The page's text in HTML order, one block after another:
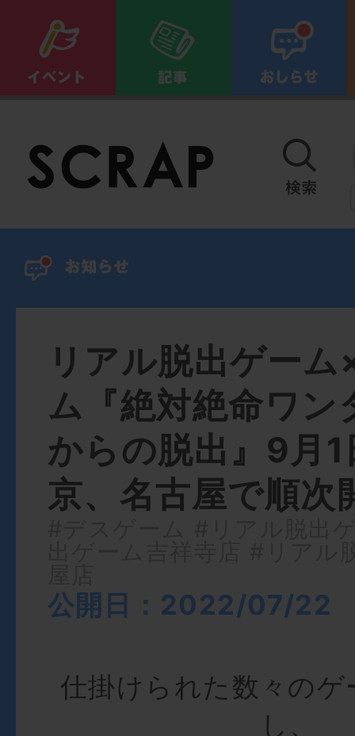
リアル脱出ゲー
ム『絶対絶命ワン
からの脱出』9月
京、名古屋で順次
公開日：2022/07/22
仕掛けられた数々の
し、